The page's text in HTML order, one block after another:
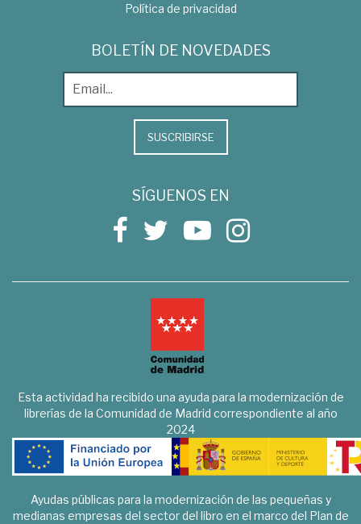
Política de privacidad
BOLETÍN DE NOVEDADES
SUSCRIBIRSE
SÍGUENOS EN
Esta actividad ha recibido una ayuda para la modernización de
librerías de la Comunidad de Madrid correspondiente al año
2024
Ayudas públicas para la modernización de las pequeñas y
medianas empresas del sector del libro en el marco del Plan de